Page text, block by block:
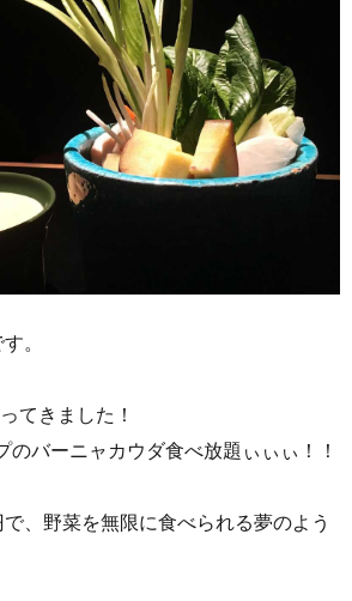
。
てきました！
のバーニャカウダ食べ放題ぃぃぃ！！
、野菜を無限に食べられる夢のよう